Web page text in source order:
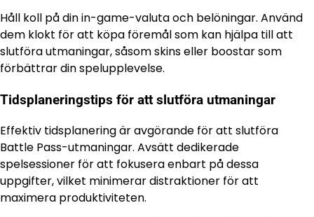
Håll koll på din in-game-valuta och belöningar. Använd
dem klokt för att köpa föremål som kan hjälpa till att
slutföra utmaningar, såsom skins eller boostar som
förbättrar din spelupplevelse.
Tidsplaneringstips för att slutföra utmaningar
Effektiv tidsplanering är avgörande för att slutföra
Battle Pass-utmaningar. Avsätt dedikerade
spelsessioner för att fokusera enbart på dessa
uppgifter, vilket minimerar distraktioner för att
maximera produktiviteten.